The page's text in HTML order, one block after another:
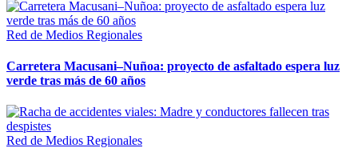
Red de Medios Regionales
Carretera Macusani–Nuñoa: proyecto de asfaltado espera luz
verde tras más de 60 años
Red de Medios Regionales